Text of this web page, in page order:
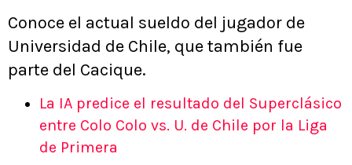
Conoce el actual sueldo del jugador de
Universidad de Chile, que también fue
parte del Cacique.
La IA predice el resultado del Superclásico
entre Colo Colo vs. U. de Chile por la Liga
de Primera